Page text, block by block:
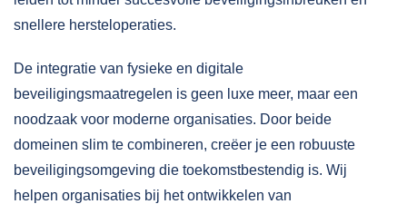
snellere hersteloperaties.
De integratie van fysieke en digitale
beveiligingsmaatregelen is geen luxe meer, maar een
noodzaak voor moderne organisaties. Door beide
domeinen slim te combineren, creëer je een robuuste
beveiligingsomgeving die toekomstbestendig is. Wij
helpen organisaties bij het ontwikkelen van